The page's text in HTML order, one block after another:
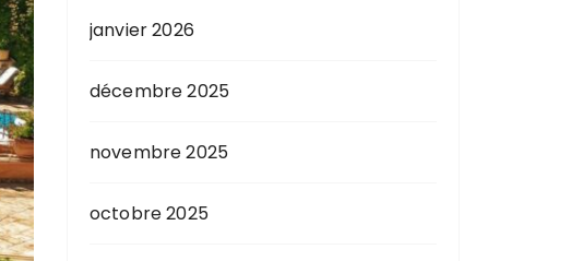
janvier 2026
décembre 2025
novembre 2025
octobre 2025